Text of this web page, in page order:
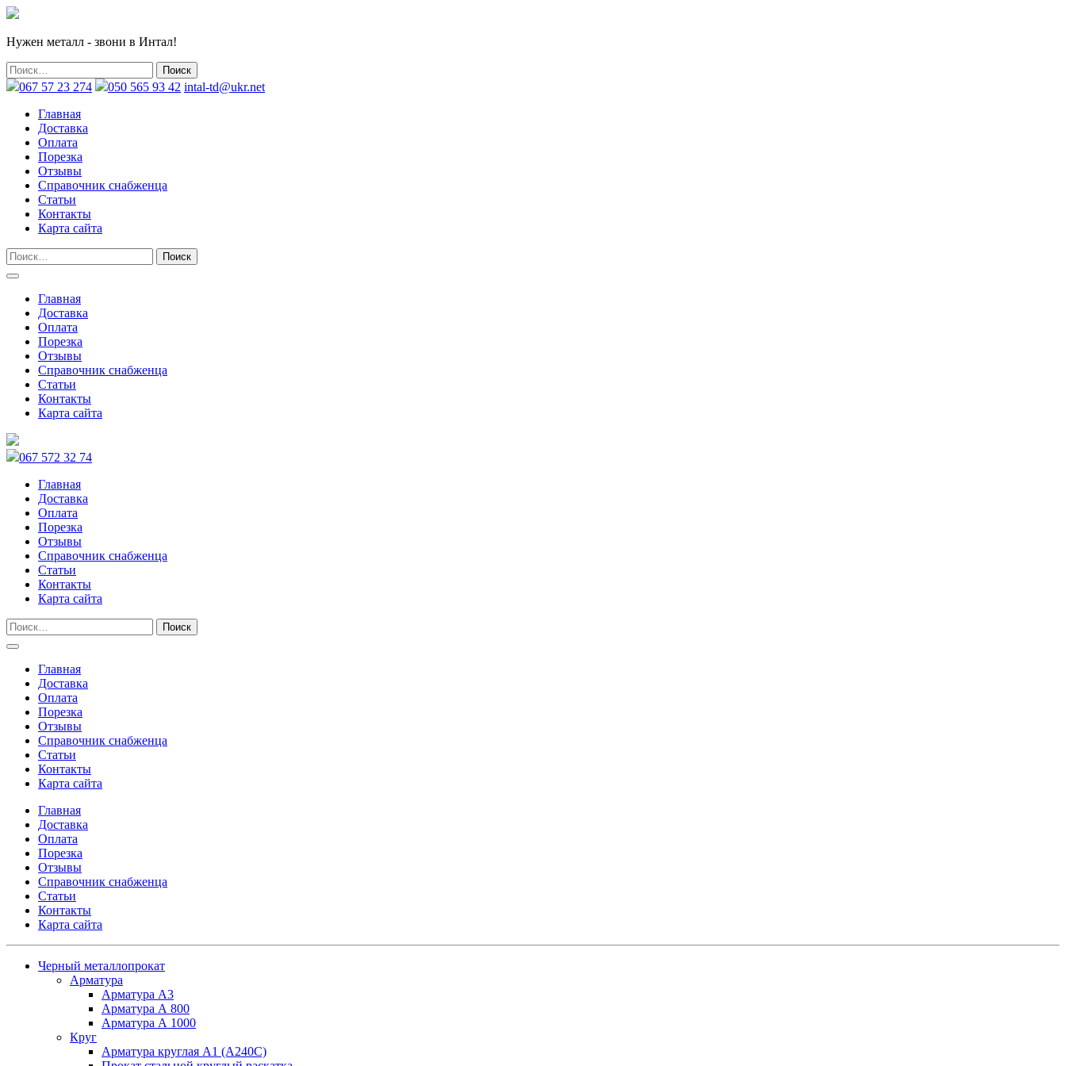
Нужен металл - звони в Интал!
067 57 23 274 050 565 93 42 intal-td@ukr.net
Главная
Доставка
Оплата
Порезка
Отзывы
Справочник снабженца
Статьи
Контакты
Карта сайта
Главная
Доставка
Оплата
Порезка
Отзывы
Справочник снабженца
Статьи
Контакты
Карта сайта
067 572 32 74
Главная
Доставка
Оплата
Порезка
Отзывы
Справочник снабженца
Статьи
Контакты
Карта сайта
Главная
Доставка
Оплата
Порезка
Отзывы
Справочник снабженца
Статьи
Контакты
Карта сайта
Главная
Доставка
Оплата
Порезка
Отзывы
Справочник снабженца
Статьи
Контакты
Карта сайта
Черный металлопрокат
Арматура
Арматура А3
Арматура А 800
Арматура А 1000
Круг
Арматура круглая А1 (А240C)